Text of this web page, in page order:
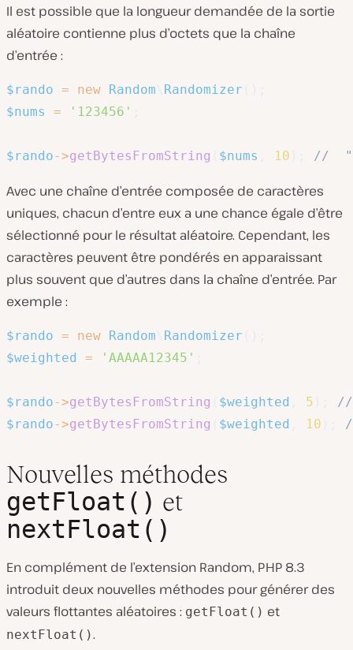
Il est possible que la longueur demandée de la sortie
aléatoire contienne plus d’octets que la chaîne
d’entrée :
$rando = new Random Randomizer
$nums
= '123456'
$rando->getBytesFromString $nums 10 //
Avec une chaîne d’entrée composée de caractères
uniques, chacun d’entre eux a une chance égale d’être
sélectionné pour le résultat aléatoire. Cependant, les
caractères peuvent être pondérés en apparaissant
plus souvent que d’autres dans la chaîne d’entrée. Par
exemple :
$rando = new Random Randomizer
$weighted
= 'AAAAA12345'
$rando->getBytesFromString $weighted 5
//
$rando->getBytesFromString $weighted 10
Nouvelles méthodes
getFloat() et
nextFloat()
En complément de l’extension Random, PHP 8.3
introduit deux nouvelles méthodes pour générer des
valeurs flottantes aléatoires : getFloat() et
nextFloat().